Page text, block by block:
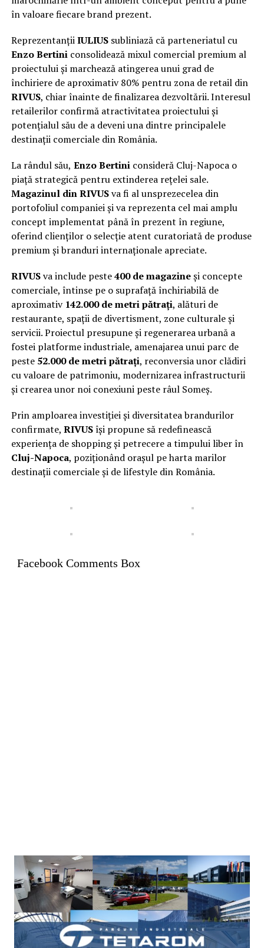
în valoare fiecare brand prezent.
ReprezentanțiiIULIUSsubliniază că parteneriatul cu
Enzo Bertiniconsolidează mixul comercial premium al
proiectului și marchează atingerea unui grad de
închiriere de aproximativ 80% pentru zona de retail din
RIVUS, chiar înainte de finalizarea dezvoltării. Interesul
retailerilor confirmă atractivitatea proiectului și
potențialul său de a deveni una dintre principalele
destinații comerciale din România.
La rândul său, Enzo Bertiniconsideră Cluj-Napoca o
piață strategică pentru extinderea rețelei sale.
Magazinul din RIVUSva fi al unsprezecelea din
portofoliul companiei și va reprezenta cel mai amplu
concept implementat până în prezent în regiune,
oferind clienților o selecție atent curatoriată de produse
premium și branduri internaționale apreciate.
RIVUSva include peste400 de magazineși concepte
comerciale, întinse pe o suprafață închiriabilă de
aproximativ 142.000 de metri pătrați, alături de
restaurante, spații de divertisment, zone culturale și
servicii. Proiectul presupune și regenerarea urbană a
fostei platforme industriale, amenajarea unui parc de
peste 52.000 de metri pătrați, reconversia unor clădiri
cu valoare de patrimoniu, modernizarea infrastructurii
și crearea unor noi conexiuni peste râul Someș.
Prin amploarea investiției și diversitatea brandurilor
confirmate, RIVUSîși propune să redefinească
experiența de shopping și petrecere a timpului liber în
Cluj-Napoca, poziționând orașul pe harta marilor
destinații comerciale și de lifestyle din România.
Facebook Comments Box